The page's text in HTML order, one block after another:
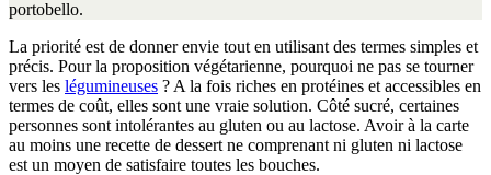
portobello.
La priorité est de donner envie tout en utilisant des termes simples et
précis. Pour la proposition végétarienne, pourquoi ne pas se tourner
vers les légumineuses ? A la fois riches en protéines et accessibles en
termes de coût, elles sont une vraie solution. Côté sucré, certaines
personnes sont intolérantes au gluten ou au lactose. Avoir à la carte
au moins une recette de dessert ne comprenant ni gluten ni lactose
est un moyen de satisfaire toutes les bouches.